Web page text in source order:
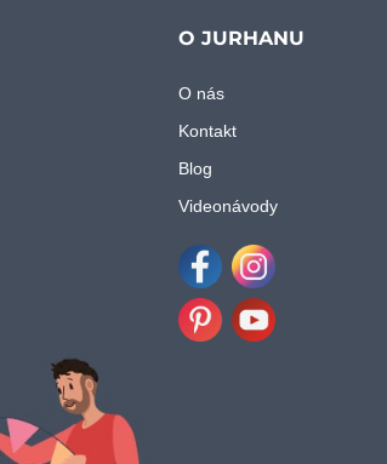
O JURHANU
O nás
Kontakt
Blog
Videonávody
FacebookInstagram